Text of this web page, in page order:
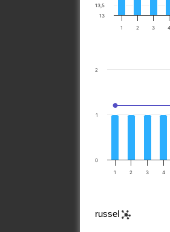
1 2 3 4
13
13,5
1 2 3 4
0
1
2
russel